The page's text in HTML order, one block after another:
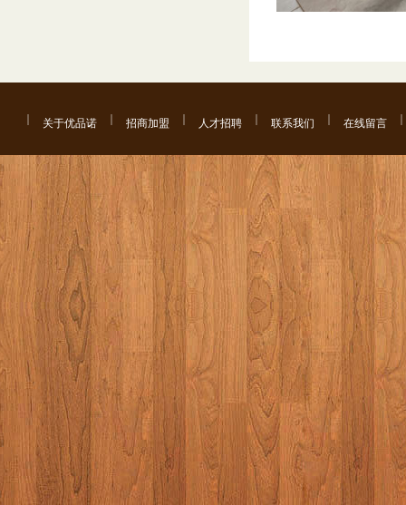
关于优品诺 招商加盟 人才招聘 联系我们 在线留言